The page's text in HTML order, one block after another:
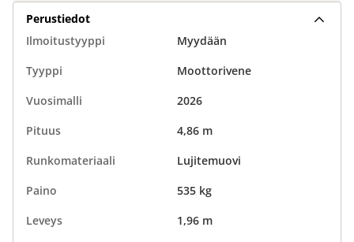
Perustiedot
Ilmoitustyyppi
Myydään
Tyyppi
Moottorivene
Vuosimalli
2026
Pituus
4,86 m
Runkomateriaali
Lujitemuovi
Paino
535 kg
Leveys
1,96 m